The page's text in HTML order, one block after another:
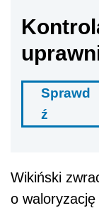
Sprawd
ź
Wikiński
o